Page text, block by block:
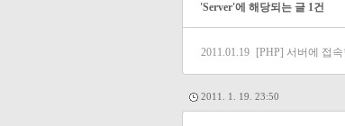
'Server'에 해당되는 글 1건
2011.01.19 [PHP] 서버에 접
2011. 1. 19. 23:50